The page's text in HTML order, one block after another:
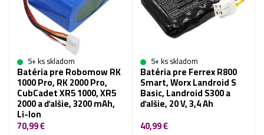
5+ ks skladom
Batéria pre Robomow RK
1000 Pro, RK 2000 Pro,
CubCadet XR5 1000, XR5
2000 a ďalšie, 3200 mAh,
Li-Ion
70,99 €
5+ ks skladom
Batéria pre Ferrex R800
Smart, Worx Landroid S
Basic, Landroid S300 a
ďalšie, 20 V, 3,4 Ah
40,99 €